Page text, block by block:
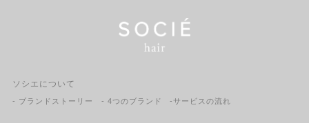
ソシエについて
- ブランドストーリー - 4つのブランド -サービスの流れ